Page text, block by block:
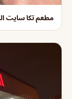
مطعم تكا سايت